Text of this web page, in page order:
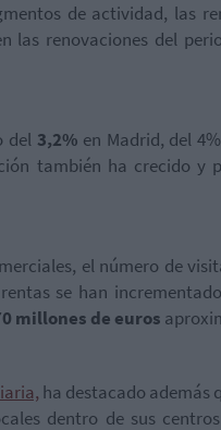
de actividad, las
las renovaciones del
del 3,2% en Madrid, del
también ha crecido y
el número de
se han
millones de euros
ha destacado además
dentro de sus